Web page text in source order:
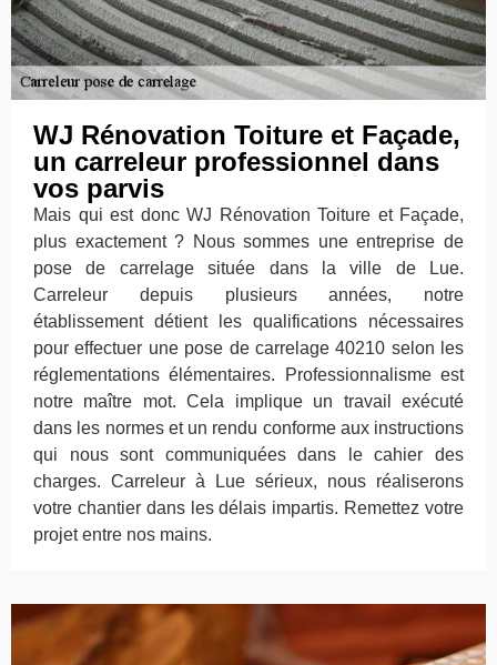
WJ Rénovation Toiture et Façade,
un carreleur professionnel dans
vos parvis
Mais qui est donc WJ Rénovation Toiture et Façade,
plus exactement ? Nous sommes une entreprise de
pose de carrelage située dans la ville de Lue.
Carreleur depuis plusieurs années, notre
établissement détient les qualifications nécessaires
pour effectuer une pose de carrelage 40210 selon les
réglementations élémentaires. Professionnalisme est
notre maître mot. Cela implique un travail exécuté
dans les normes et un rendu conforme aux instructions
qui nous sont communiquées dans le cahier des
charges. Carreleur à Lue sérieux, nous réaliserons
votre chantier dans les délais impartis. Remettez votre
projet entre nos mains.